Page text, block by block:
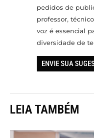
pedidos de
professor,
voz é essencial
diversidade de
ENVIE SUA
LEIA TAMBÉM